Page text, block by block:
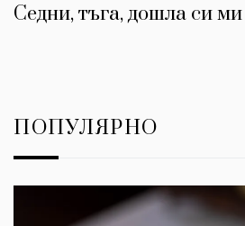
Седни, тъга, дошла си
ПОПУЛЯРНО